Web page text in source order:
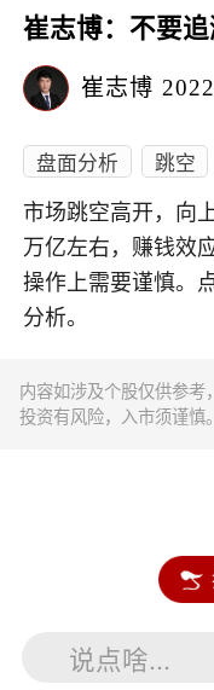
崔志博：不要
崔志博
盘面分析 跳空
市场跳空高开，向
万亿左右，赚钱效
操作上需要谨慎。
分析。
内容如涉及个股仅供参考
投资有风险，入市须谨慎。
说点啥...